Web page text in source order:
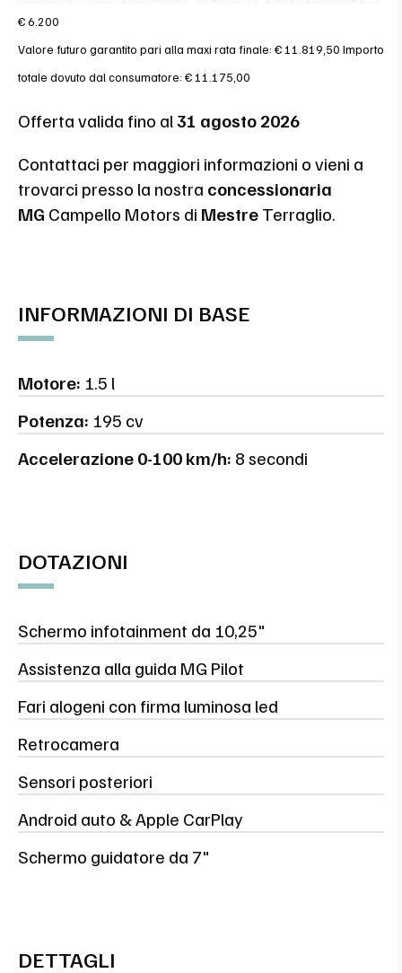
€ 6.200
Valore futuro garantito pari alla maxi rata finale: € 11.819,50 Importo
totale dovuto dal consumatore: € 11.175,00
Offerta valida fino al31 agosto 2026
Contattaci per maggiori informazioni o vieni a
trovarci presso la nostra concessionaria
MG Campello Motors di MestreTerraglio.
INFORMAZIONI DI BASE
Motore: 1.5 l
Potenza: 195 cv
Accelerazione 0-100 km/h: 8 secondi
DOTAZIONI
Schermo infotainment da 10,25"
Assistenza alla guida MG Pilot
Fari alogeni con firma luminosa led
Retrocamera
Sensori posteriori
Android auto & Apple CarPlay
Schermo guidatore da 7"
DETTAGLI